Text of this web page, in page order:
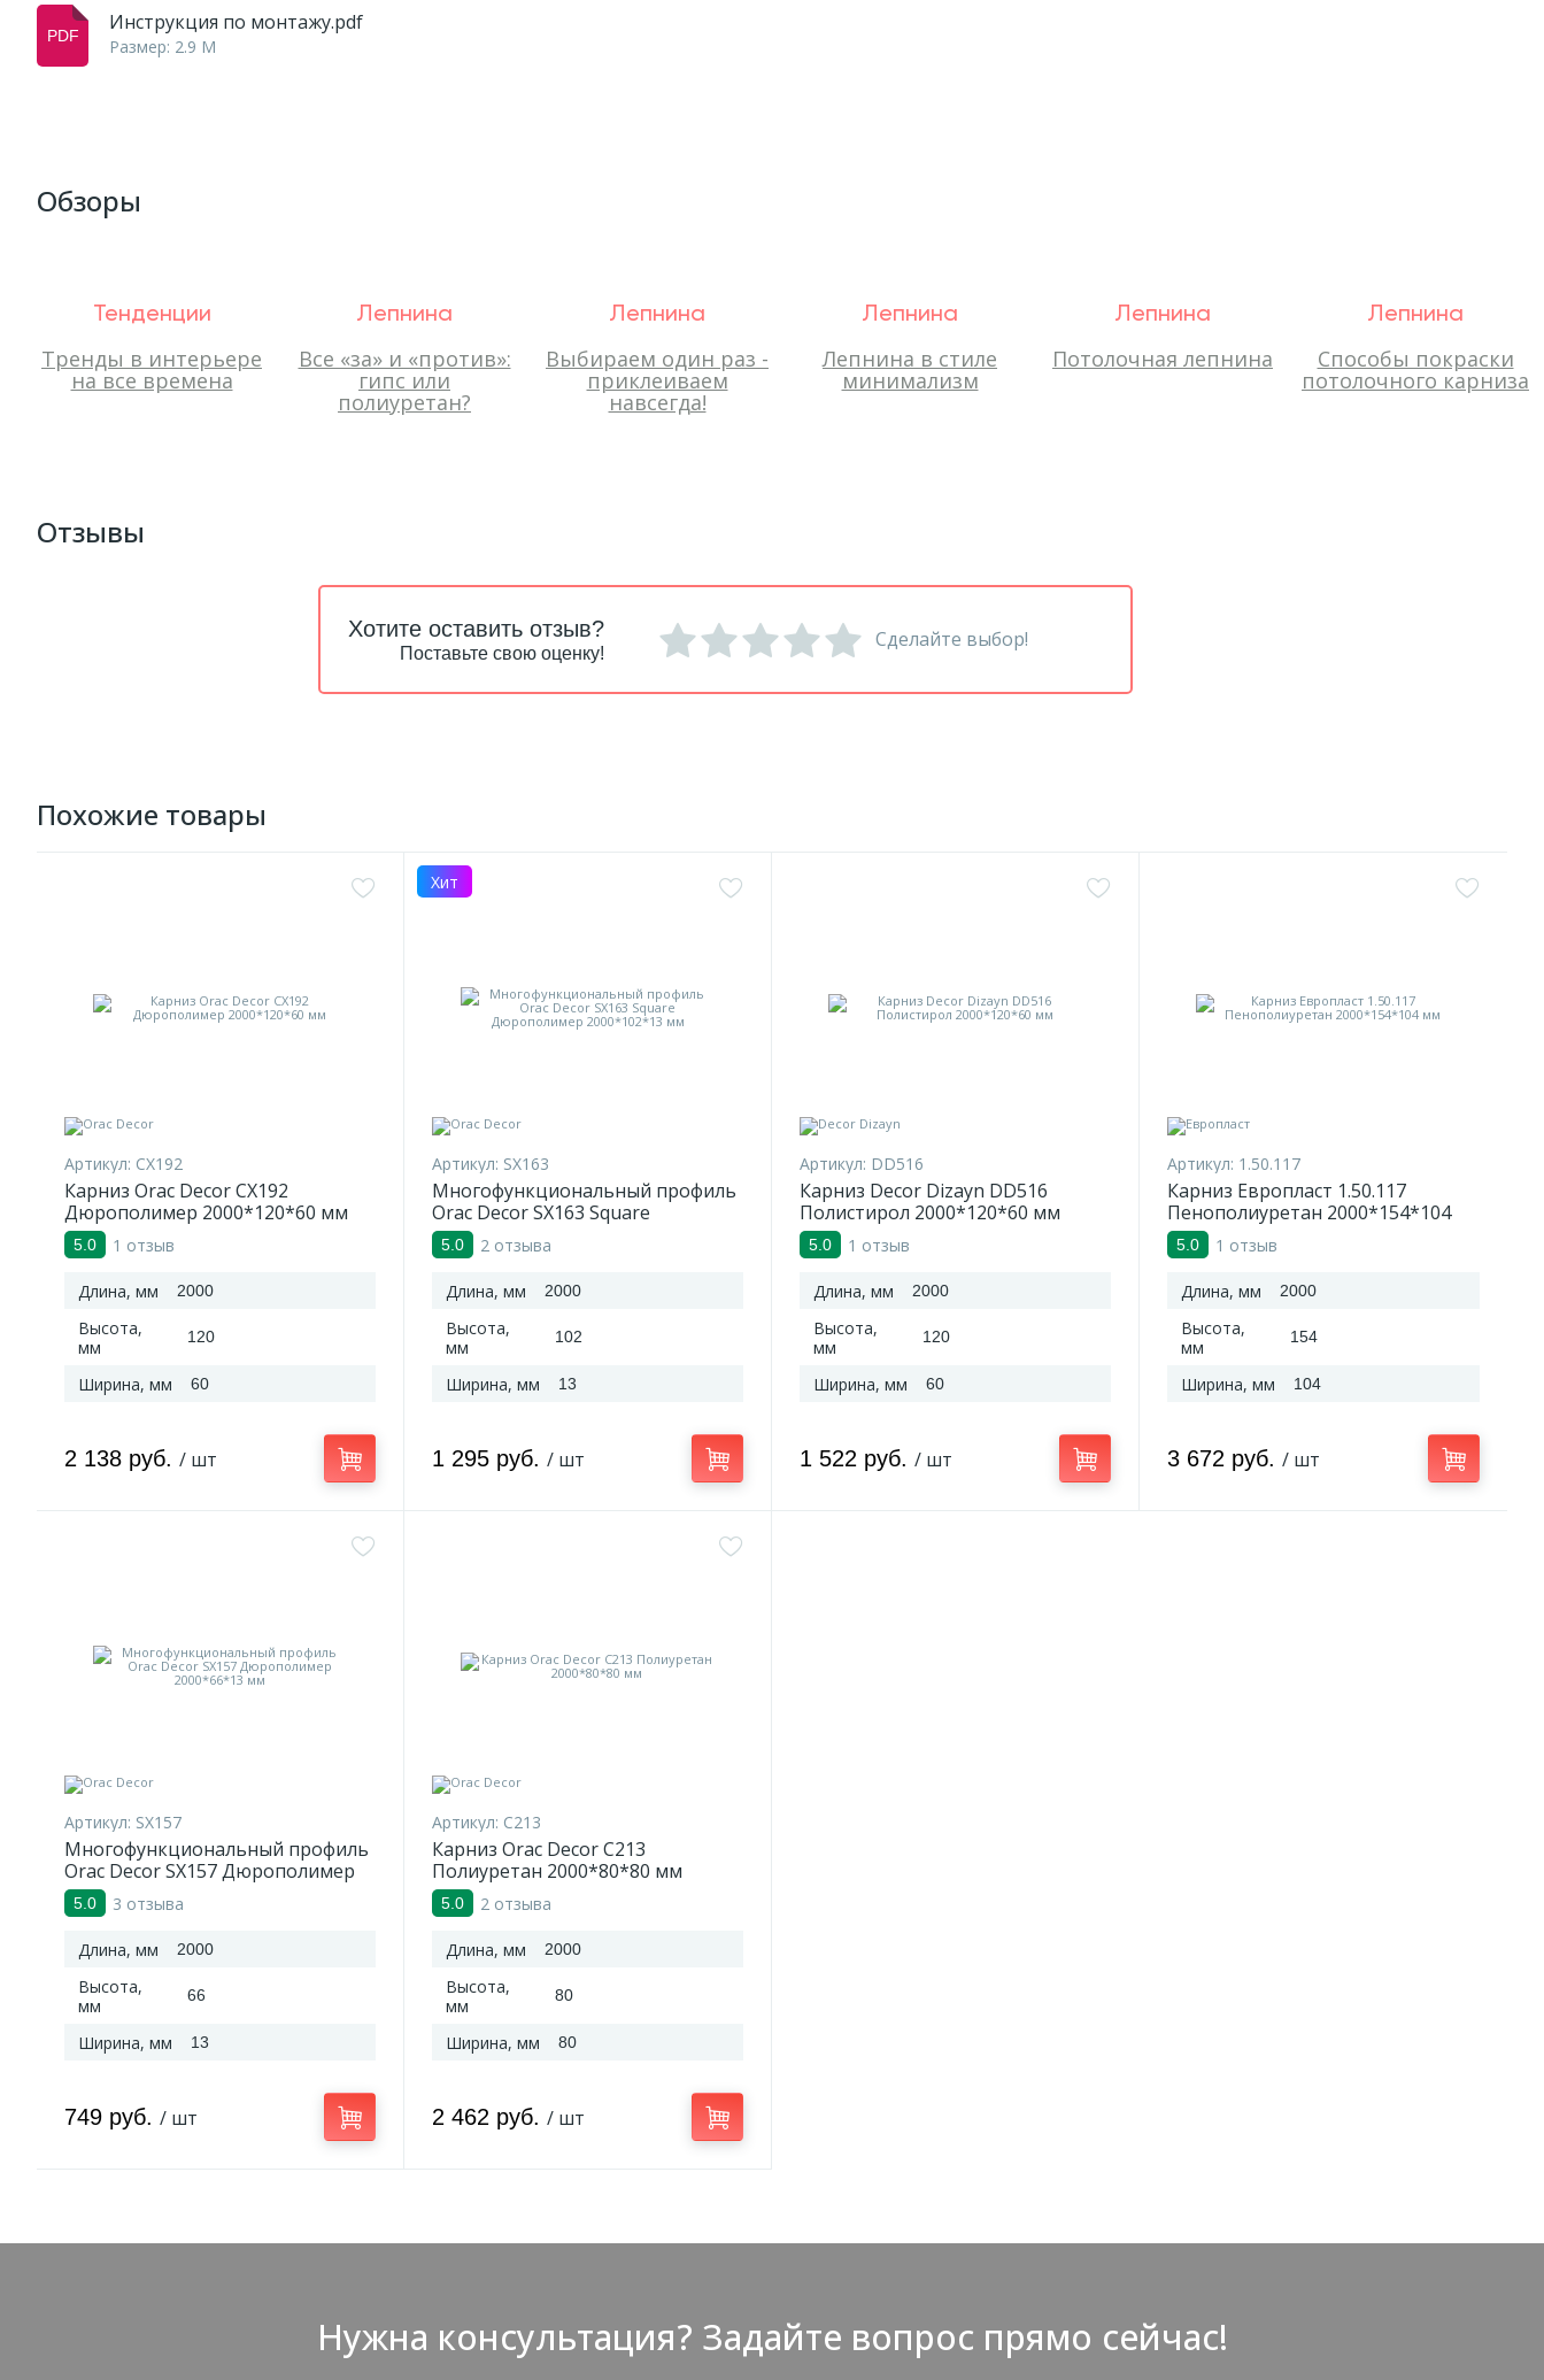
Инструкция по монтажу.pdf
Размер: 2.9 M
Обзоры
Тенденции
Тренды в интерьере
на все времена
Лепнина
Все «за» и «против»:
гипс или
полиуретан?
Лепнина
Выбираем один раз -
приклеиваем
навсегда!
Лепнина
Лепнина в стиле
минимализм
Лепнина
Потолочная лепнина
Лепнина
Способы покраски
потолочного карниза
Отзывы
Хотите оставить отзыв?
Поставьте свою оценку!
Сделайте выбор!
Похожие товары
Артикул: CX192
Карниз Orac Decor CX192
Дюрополимер 2000*120*60 мм
5.0 1 отзыв
Длина, мм 2000
Высота,
мм
120
Ширина, мм 60
2 138 руб. / шт
Хит
Артикул: SX163
Многофункциональный профиль
Orac Decor SX163 Square
Дюрополимер 2000*102*13 мм
5.0 2 отзыва
Длина, мм 2000
Высота,
мм
102
Ширина, мм 13
1 295 руб. / шт
Артикул: DD516
Карниз Decor Dizayn DD516
Полистирол 2000*120*60 мм
5.0 1 отзыв
Длина, мм 2000
Высота,
мм
120
Ширина, мм 60
1 522 руб. / шт
Артикул: 1.50.117
Карниз Европласт 1.50.117
Пенополиуретан 2000*154*104
мм
5.0 1 отзыв
Длина, мм 2000
Высота,
мм
154
Ширина, мм 104
3 672 руб. / шт
Артикул: SX157
Многофункциональный профиль
Orac Decor SX157 Дюрополимер
2000*66*13 мм
5.0 3 отзыва
Длина, мм 2000
Высота,
мм
66
Ширина, мм 13
749 руб. / шт
Артикул: C213
Карниз Orac Decor C213
Полиуретан 2000*80*80 мм
5.0 2 отзыва
Длина, мм 2000
Высота,
мм
80
Ширина, мм 80
2 462 руб. / шт
Нужна консультация? Задайте вопрос прямо сейчас!